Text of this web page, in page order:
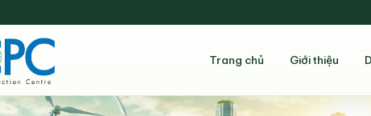
Trang chủ Giới thiệu